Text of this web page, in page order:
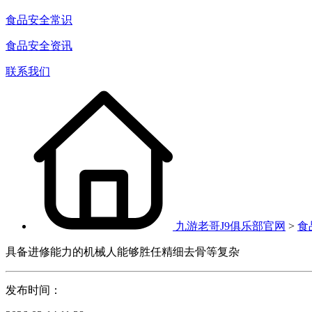
食品安全常识
食品安全资讯
联系我们
九游老哥J9俱乐部官网 > 食
具备进修能力的机械人能够胜任精细去骨等复杂
发布时间：